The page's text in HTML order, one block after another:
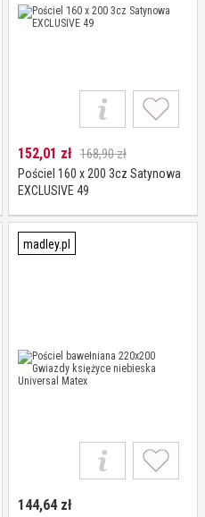
152,01 zł 168,90 zł
Pościel 160 x 200 3cz Satynowa
EXCLUSIVE 49
madley.pl
144,64zł